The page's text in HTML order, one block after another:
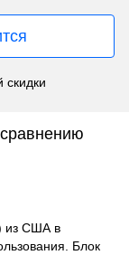
скидки
из США в
Блок